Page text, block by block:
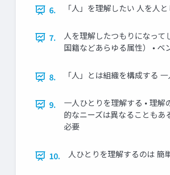
6. 「人」を理解したい 人を人
7.
人を理解したつもりになって
国籍などあらゆる属性） •
8. 「人」とは組織を構成する
9.
一人ひとりを理解する • 理
的なニーズは異なることもあ
必要
10. 人ひとりを理解するのは 簡